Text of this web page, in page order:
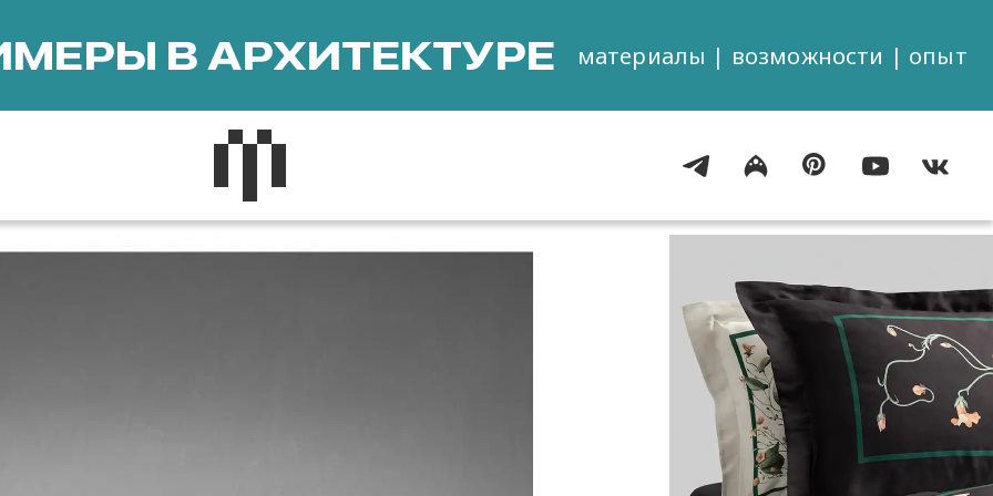
В АРХИТЕКТУРЕ материалы | возможности | опыт